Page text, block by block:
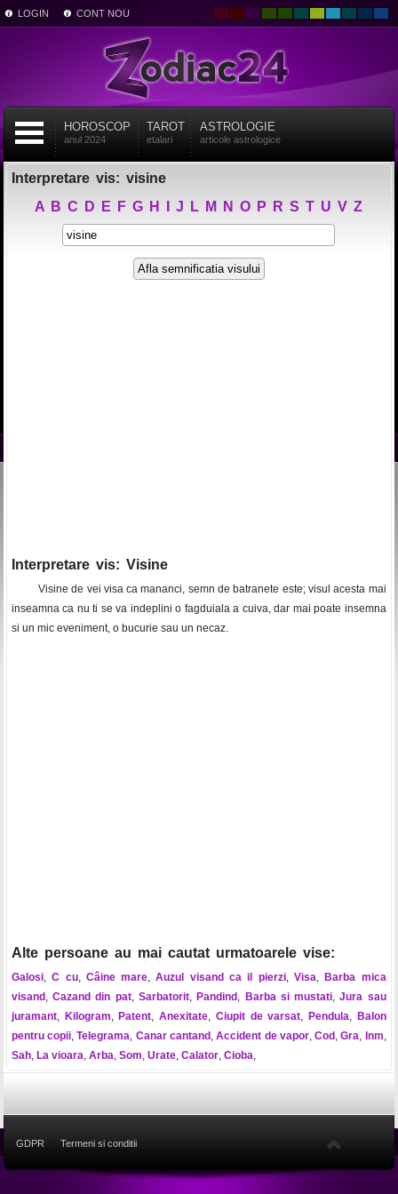
LOGIN CONT NOU
HOROSCOP
anul 2024
TAROT
etalari
ASTROLOGIE
articole astrologice
Interpretare vis: visine
A B C D E F G H J L M N O P R S T U V Z
Interpretare vis: Visine
Visine de vei visa ca mananci, semn de batranete este; visul acesta mai
inseamna ca nu ti se va indeplini o fagduiala a cuiva, dar mai poate insemna
si un mic eveniment, o bucurie sau un necaz.
Alte persoane au mai cautat urmatoarele vise:
Galosi,C cu, Câine mare,Auzul visand ca il pierzi,Visa, Barba mica
visand ,Cazand din pat,Sarbatorit, Pandind , Barba si mustati,Jura sau
juramant, Kilogram, Patent,Anexitate, Ciupit de varsat, Pendula, Balon
pentru copii,Telegrama, Canar cantand ,Accident de vapor,Cod ,Gra, Inm,
Sah, La vioara, Arba, Som, Urate, Calator, Cioba,
GDPR Termeni si conditii